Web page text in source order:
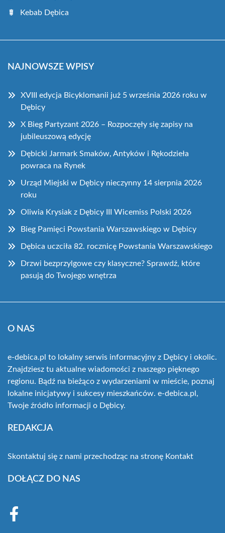
Kebab Dębica
NAJNOWSZE WPISY
XVIII edycja Bicyklomanii już 5 września 2026 roku w
Dębicy
X Bieg Partyzant 2026 – Rozpoczęły się zapisy na
jubileuszową edycję
Dębicki Jarmark Smaków, Antyków i Rękodzieła
powraca na Rynek
Urząd Miejski w Dębicy nieczynny 14 sierpnia 2026
roku
Oliwia Krysiak z Dębicy III Wicemiss Polski 2026
Bieg Pamięci Powstania Warszawskiego w Dębicy
Dębica uczciła 82. rocznicę Powstania Warszawskiego
Drzwi bezprzylgowe czy klasyczne? Sprawdź, które
pasują do Twojego wnętrza
O NAS
e-debica.pl to lokalny serwis informacyjny z Dębicy i okolic.
Znajdziesz tu aktualne wiadomości z naszego pięknego
regionu. Bądź na bieżąco z wydarzeniami w mieście, poznaj
lokalne inicjatywy i sukcesy mieszkańców. e-debica.pl,
Twoje źródło informacji o Dębicy.
REDAKCJA
Skontaktuj się z nami przechodząc na stronę Kontakt
DOŁĄCZ DO NAS